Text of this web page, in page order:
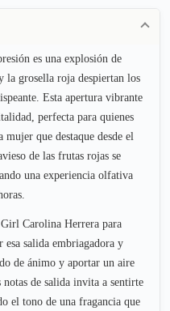
es una explosión de
la grosella roja despiertan los
Esta apertura vibrante
perfecta para quienes
que destaque desde el
de las frutas rojas se
una experiencia olfativa
Carolina Herrera para
esa salida embriagadora y
de ánimo y aportar un aire
de salida invita a sentirte
el tono de una fragancia que